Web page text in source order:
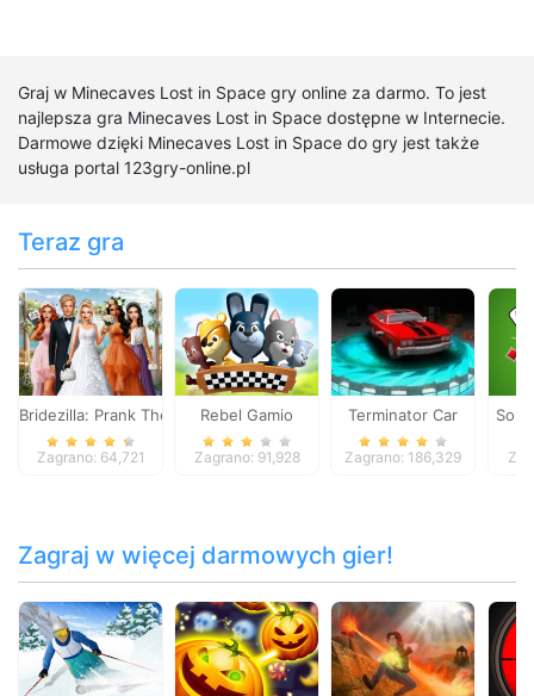
Graj w Minecaves Lost in Space gry online za darmo. To jest
najlepsza gra Minecaves Lost in Space dostępne w Internecie.
Darmowe dzięki Minecaves Lost in Space do gry jest także
usługa portal 123gry-online.pl
Teraz gra
Bridezilla: Prank The Bride
Zagrano: 64,721
Rebel Gamio
Zagrano: 91,928
Terminator Car
Zagrano: 186,329
Zagraj w więcej darmowych gier!